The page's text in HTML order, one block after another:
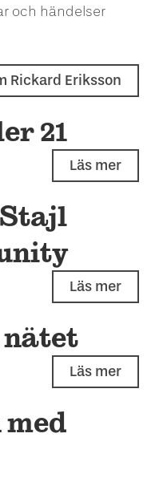
och händelser
Rickard Eriksson
21
Läs mer
Läs mer
Läs mer